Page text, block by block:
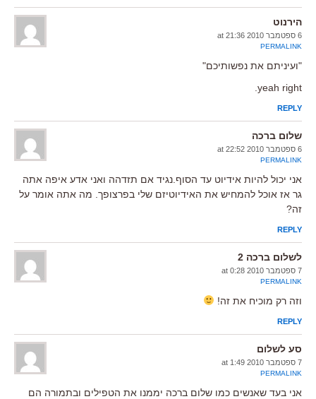
הירנוט
6 ספטמבר 2010 at 21:36
PERMALINK
"ועיניתם את נפשותיכם"
yeah right.
REPLY
שלום ברכה
6 ספטמבר 2010 at 22:52
PERMALINK
אני יכול להיות אידיוט עד הסוף.נגיד אם תזדהה ואני אדע איפה אתה
גר אז אוכל להמחיש את האידיוטיזם שלי בפרצופך. מה אתה אומר על
זה?
REPLY
לשלום ברכה 2
7 ספטמבר 2010 at 0:28
PERMALINK
וזה רק מוכיח את זה!
REPLY
סע לשלום
7 ספטמבר 2010 at 1:49
PERMALINK
אני בעד שאנשים כמו שלום ברכה יממנו את הטפילים ובתמורה הם